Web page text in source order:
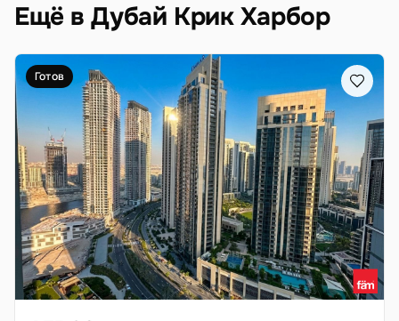
Ещё в Дубай Крик Харбор
Готов